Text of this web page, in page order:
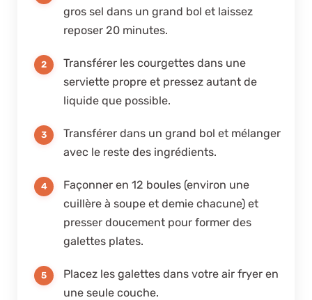
gros sel dans un grand bol et laissez
reposer 20 minutes.
Transférer les courgettes dans une
serviette propre et pressez autant de
liquide que possible.
Transférer dans un grand bol et mélanger
avec le reste des ingrédients.
Façonner en 12 boules (environ une
cuillère à soupe et demie chacune) et
presser doucement pour former des
galettes plates.
Placez les galettes dans votre air fryer en
une seule couche.